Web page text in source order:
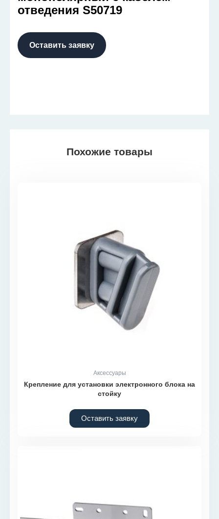
отведения S50719
Оставить заявку
Похожие товары
Аксессуары
Крепление для установки электронного блока на
стойку
Оставить заявку